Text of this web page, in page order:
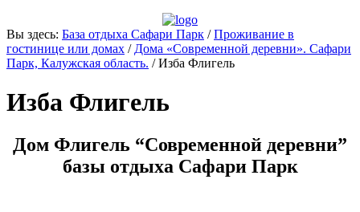
Вы здесь: База отдыха Сафари Парк / Проживание в
гостинице или домах / Дома «Современной деревни». Сафари
Парк, Калужская область. / Изба Флигель
Изба Флигель
Дом Флигель “Современной деревни”
базы отдыха Сафари Парк